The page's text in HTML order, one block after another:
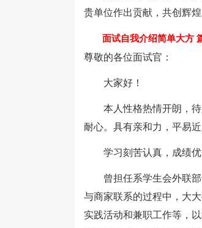
贵单位作出贡献，共创辉煌
面试自我介绍简单大方
尊敬的各位面试官：
大家好！
本人性格热情开朗，待
耐心。具有亲和力，平易
学习刻苦认真，成绩优
曾担任系学生会外联部
与商家联系的过程中，大
实践活动和兼职工作等，